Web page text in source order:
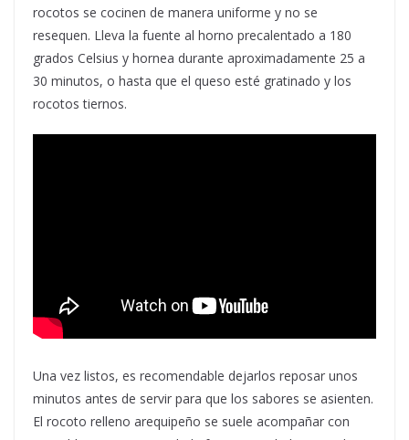
rocotos se cocinen de manera uniforme y no se
resequen. Lleva la fuente al horno precalentado a 180
grados Celsius y hornea durante aproximadamente 25 a
30 minutos, o hasta que el queso esté gratinado y los
rocotos tiernos.
Una vez listos, es recomendable dejarlos reposar unos
minutos antes de servir para que los sabores se asienten.
El rocoto relleno arequipeño se suele acompañar con